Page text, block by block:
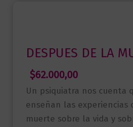
DESPUES DE LA
$62.000,00
Un psiquiatra nos cuenta
enseñan las experiencias
muerte sobre la vida y